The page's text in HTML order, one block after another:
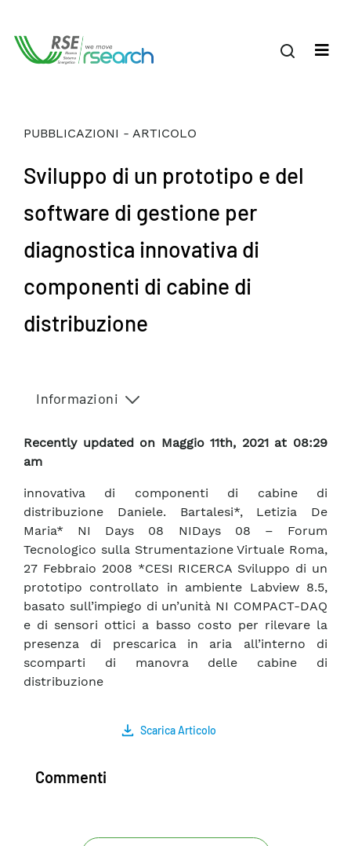
PUBBLICAZIONI - ARTICOLO
Sviluppo di un prototipo e del
software di gestione per
diagnostica innovativa di
componenti di cabine di
distribuzione
Informazioni
Recently updated on Maggio 11th, 2021 at 08:29
am
innovativa di componenti di cabine di
distribuzione Daniele. Bartalesi*, Letizia De
Maria* NI Days 08 NIDays 08 – Forum
Tecnologico sulla Strumentazione Virtuale Roma,
27 Febbraio 2008 *CESI RICERCA Sviluppo di un
prototipo controllato in ambiente Labview 8.5,
basato sull’impiego di un’unità NI COMPACT-DAQ
e di sensori ottici a basso costo per rilevare la
presenza di prescarica in aria all’interno di
scomparti di manovra delle cabine di
distribuzione
Scarica Articolo
Commenti